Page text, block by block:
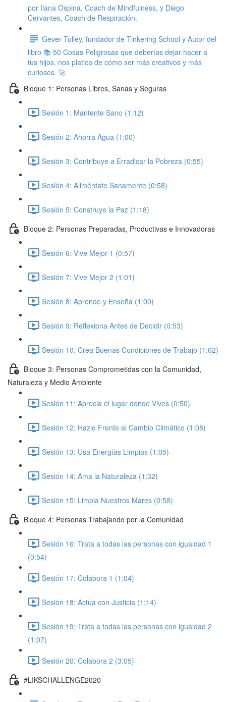
por Ilana Ospina, Coach de Mindfulness, y Diego
Cervantes, Coach de Respiración.
Gever Tulley, fundador de Tinkering School y Autor del
libro 📚 50 Cosas Peligrosas que deberías dejar hacer a
tus hijos, nos platica de cómo ser más creativos y más
curiosos. 🚀
Bloque 1: Personas Libres, Sanas y Seguras
Sesión 1: Mantente Sano (1:12)
Sesión 2: Ahorra Agua (1:00)
Sesión 3: Contribuye a Erradicar la Pobreza (0:55)
Sesión 4: Aliméntate Sanamente (0:58)
Sesión 5: Construye la Paz (1:18)
Bloque 2: Personas Preparadas, Productivas e Innovadoras
Sesión 6: Vive Mejor 1 (0:57)
Sesión 7: Vive Mejor 2 (1:01)
Sesión 8: Aprende y Enseña (1:00)
Sesión 9: Reflexiona Antes de Decidir (0:53)
Sesión 10: Crea Buenas Condiciones de Trabajo (1:02)
Bloque 3: Personas Comprometidas con la Comunidad,
Naturaleza y Medio Ambiente
Sesión 11: Aprecia el lugar donde Vives (0:50)
Sesión 12: Hazle Frente al Cambio Climático (1:08)
Sesión 13: Usa Energías Limpias (1:05)
Sesión 14: Ama la Naturaleza (1:32)
Sesión 15: Limpia Nuestros Mares (0:58)
Bloque 4: Personas Trabajando por la Comunidad
Sesión 16: Trata a todas las personas con igualdad 1
(0:54)
Sesión 17: Colabora 1 (1:04)
Sesión 18: Actúa con Justicia (1:14)
Sesión 19: Trata a todas las personas con igualdad 2
(1:07)
Sesión 20: Colabora 2 (3:05)
#LIKSCHALLENGE2020